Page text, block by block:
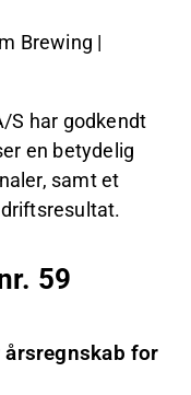
Brewing |
S har godkendt
en betydelig
samt et
59
for